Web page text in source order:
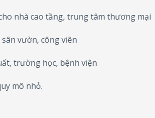
nhà cao tầng, trung tâm thương mại
vườn, công viên
trường học, bệnh viện
mô nhỏ.